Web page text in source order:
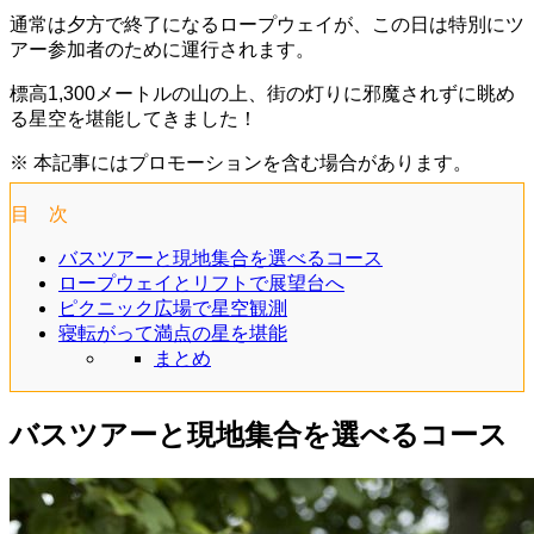
通常は夕方で終了になるロープウェイが、この日は特別にツ
アー参加者のために運行されます。
標高1,300メートルの山の上、街の灯りに邪魔されずに眺め
る星空を堪能してきました！
※ 本記事にはプロモーションを含む場合があります。
目 次
バスツアーと現地集合を選べるコース
ロープウェイとリフトで展望台へ
ピクニック広場で星空観測
寝転がって満点の星を堪能
まとめ
バスツアーと現地集合を選べるコース